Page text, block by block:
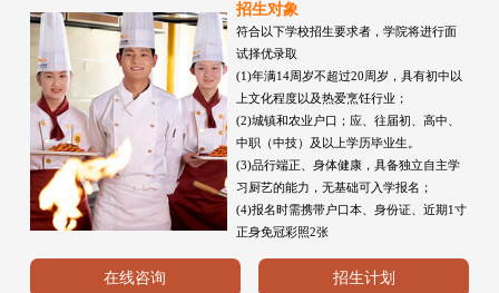
招生对象
符合以下学校招生要求者，学院将进行面
试择优录取
(1)年满14周岁不超过20周岁，具有初中以
上文化程度以及热爱烹饪行业；
(2)城镇和农业户口；应、往届初、高中、
中职（中技）及以上学历毕业生。
(3)品行端正、身体健康，具备独立自主学
习厨艺的能力，无基础可入学报名；
(4)报名时需携带户口本、身份证、近期1寸
正身免冠彩照2张
在线咨询 招生计划